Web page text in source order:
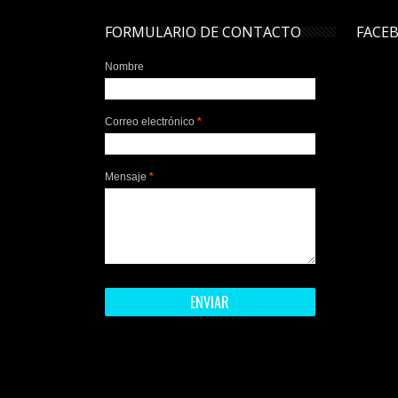
FORMULARIO DE CONTACTO
Nombre
Correo electrónico *
Mensaje *